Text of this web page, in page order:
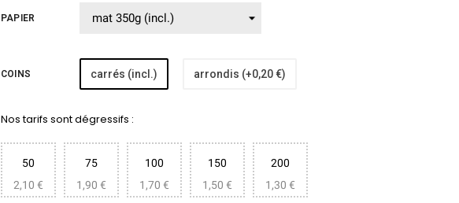
PAPIER
COINS carrés (incl.) arrondis (+0,20 €)
Nos tarifs sont dégressifs :
50
2,10 €
75
1,90 €
100
1,70 €
150
1,50 €
200
1,30 €